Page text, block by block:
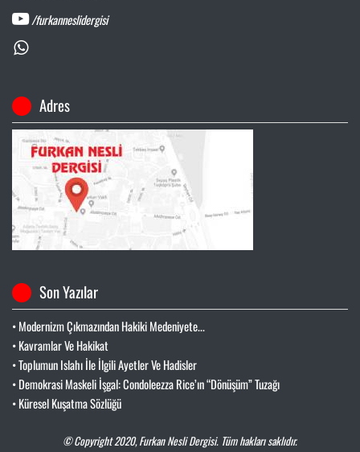
/furkanneslidergisi
Adres
Son Yazılar
• Modernizm Çıkmazından Hakiki Medeniyete...
• Kavramlar Ve Hakikat
• Toplumun Islahı İle İlgili Ayetler Ve Hadisler
• Demokrasi Maskeli İşgal: Condoleezza Rice’ın “Dönüşüm” Tuzağı
• Küresel Kuşatma Sözlüğü
© Copyright 2020,Furkan Nesli Dergisi. Tüm hakları saklıdır.